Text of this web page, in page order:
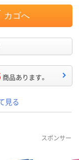
カゴへ
商品あります。
見る
スポンサー